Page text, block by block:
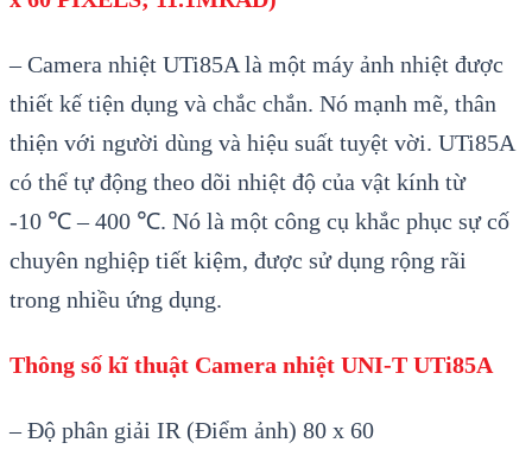
– Camera nhiệt UTi85A là một máy ảnh nhiệt được
thiết kế tiện dụng và chắc chắn. Nó mạnh mẽ, thân
thiện với người dùng và hiệu suất tuyệt vời. UTi85A
có thể tự động theo dõi nhiệt độ của vật kính từ
-10 ℃– 400 ℃. Nó là một công cụ khắc phục sự cố
chuyên nghiệp tiết kiệm, được sử dụng rộng rãi
trong nhiều ứng dụng.
Thông số kĩ thuật Camera nhiệt UNI-T UTi85A
–Độ phân giải IR (Điểm ảnh) 80 x 60